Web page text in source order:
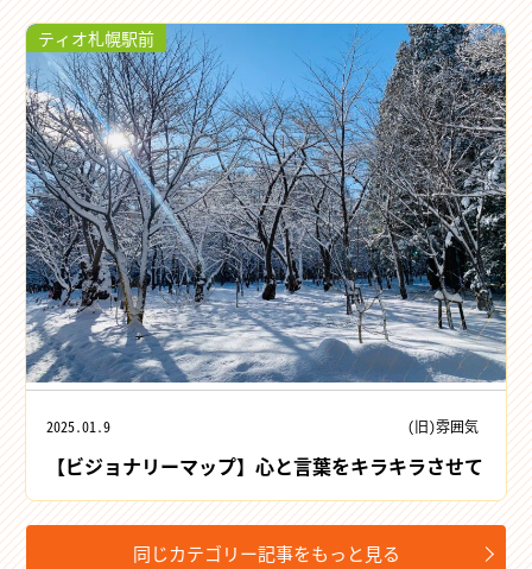
ティオ札幌駅前
2025.01.9 (旧)雰囲気
【ビジョナリーマップ】心と言葉をキラキラさせて
同じカテゴリー記事をもっと見る